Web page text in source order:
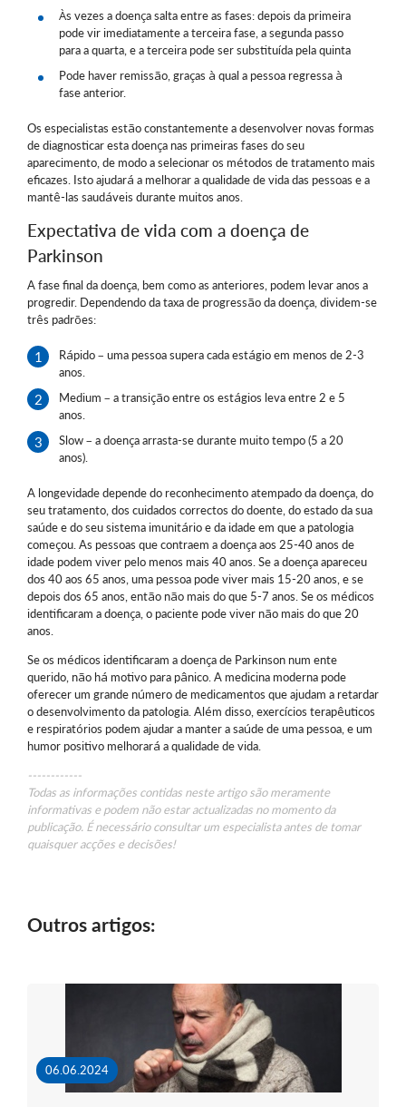
Às vezes a doença salta entre as fases: depois da primeira
pode vir imediatamente a terceira fase, a segunda passo
para a quarta, e a terceira pode ser substituída pela quinta
Pode haver remissão, graças à qual a pessoa regressa à
fase anterior.
Os especialistas estão constantemente a desenvolver novas formas
de diagnosticar esta doença nas primeiras fases do seu
aparecimento, de modo a selecionar os métodos de tratamento mais
eficazes. Isto ajudará a melhorar a qualidade de vida das pessoas e a
mantê-las saudáveis durante muitos anos.
Expectativa de vida com a doença de
Parkinson
A fase final da doença, bem como as anteriores, podem levar anos a
progredir. Dependendo da taxa de progressão da doença, dividem-se
três padrões:
Rápido – uma pessoa supera cada estágio em menos de 2-3
anos.
Medium – a transição entre os estágios leva entre 2 e 5
anos.
Slow – a doença arrasta-se durante muito tempo (5 a 20
anos).
A longevidade depende do reconhecimento atempado da doença, do
seu tratamento, dos cuidados correctos do doente, do estado da sua
saúde e do seu sistema imunitário e da idade em que a patologia
começou. As pessoas que contraem a doença aos 25-40 anos de
idade podem viver pelo menos mais 40 anos. Se a doença apareceu
dos 40 aos 65 anos, uma pessoa pode viver mais 15-20 anos, e se
depois dos 65 anos, então não mais do que 5-7 anos. Se os médicos
identificaram a doença, o paciente pode viver não mais do que 20
anos.
Se os médicos identificaram a doença de Parkinson num ente
querido, não há motivo para pânico. A medicina moderna pode
oferecer um grande número de medicamentos que ajudam a retardar
o desenvolvimento da patologia. Além disso, exercícios terapêuticos
e respiratórios podem ajudar a manter a saúde de uma pessoa, e um
humor positivo melhorará a qualidade de vida.
------------
Todas as informações contidas neste artigo são meramente
informativas e podem não estar actualizadas no momento da
publicação. É necessário consultar um especialista antes de tomar
quaisquer acções e decisões!
Outros artigos:
06.06.2024